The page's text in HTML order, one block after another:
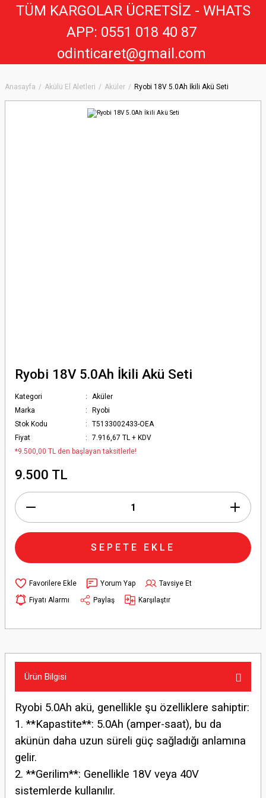
Anasayfa Akülü El Aletleri Aküler Ryobi 18V 5.0Ah İkili Akü Seti
Ryobi 18V 5.0Ah İkili Akü Seti
Kategori
Aküler
Marka
Ryobi
Stok Kodu
T5133002433-OEA
Fiyat
7.916,67 TL + KDV
*9.500,00 TL den başlayan taksitlerle!
9.500 TL
SEPETE EKLE
Yorum Yap
Tavsiye Et
Fiyatı Alarmı
Paylaş Karşılaştır
Ürün Bilgisi
Ryobi 5.0Ah akü, genellikle şu özelliklere sahiptir:
1. **Kapastite**: 5.0Ah (amper-saat), bu da
akünün daha uzun süreli güç sağladığı anlamına
gelir.
2. **Gerilim**: Genellikle 18V veya 40V
sistemlerde kullanılır.
TÜM KARGOLAR ÜCRETSİZ - WHATS
APP: 0551 018 40 87
odinticaret@gmail.com